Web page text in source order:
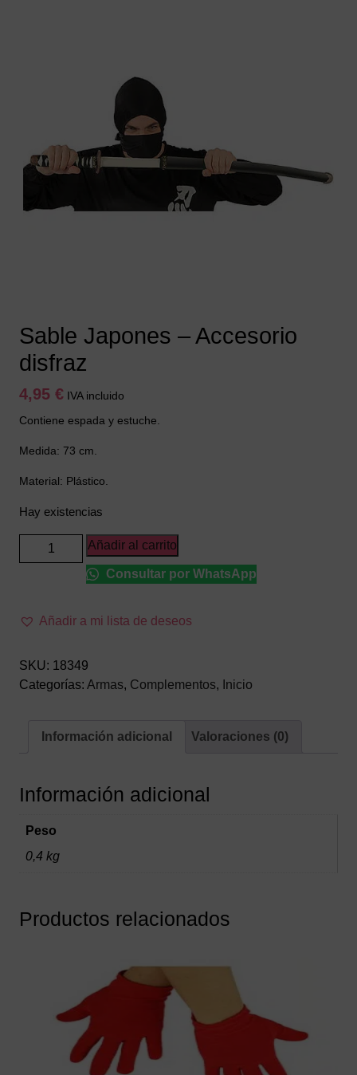
Sable Japones – Accesorio
disfraz
4,95 € IVA incluido
Contiene espada y estuche.
Medida: 73 cm.
Material: Plástico.
Hay existencias
Sable
Japones
disfraz
Añadir al carrito
Consultar por WhatsApp
Añadir a mi lista de deseos
SKU: 18349
Categorías: Armas, Complementos, Inicio
Información adicional Valoraciones (0)
Información adicional
Peso
0,4 kg
Productos relacionados